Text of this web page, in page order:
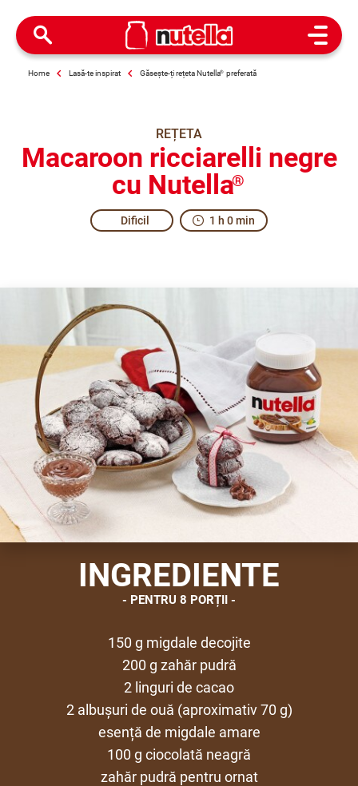
Open
Home Lasă-te inspirat Găsește-ți rețeta Nutella® preferată
REȚETA
Macaroon ricciarelli negre
cu Nutella®
Dificil 1 h 0 min
INGREDIENTE
PENTRU 8 PORȚII
150 g migdale decojite
200 g zahăr pudră
2 linguri de cacao
2 albușuri de ouă (aproximativ 70 g)
esență de migdale amare
100 g ciocolată neagră
zahăr pudră pentru ornat